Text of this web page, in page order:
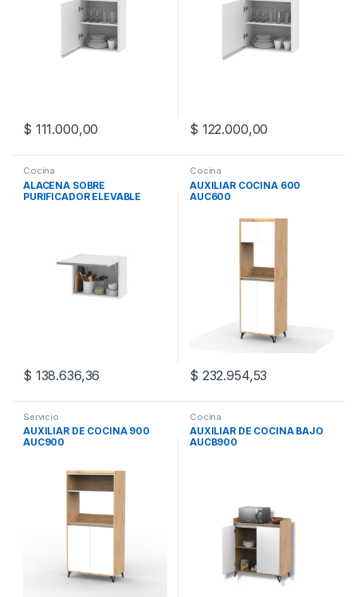
$ 111.000,00 $ 122.000,00
Cocina
ALACENA SOBRE
PURIFICADOR ELEVABLE
$ 138.636,36
Cocina
AUXILIAR COCINA 600
AUC600
$ 232.954,53
Servicio
AUXILIAR DE COCINA 900
AUC900
Cocina
AUXILIAR DE COCINA BAJO
AUCB900